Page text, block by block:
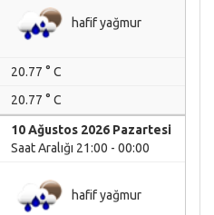
hafif yağmur
20.77 ° C
20.77 ° C
10 Ağustos 2026 Pazartesi
Saat Aralığı 21:00 - 00:00
hafif yağmur